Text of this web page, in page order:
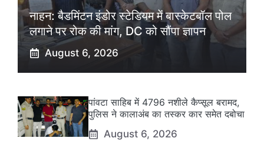
नाहन: बैडमिंटन इंडोर स्टेडियम में बास्केटबॉल पोल
लगाने पर रोक की मांग, DC को सौंपा ज्ञापन
August 6, 2026
पांवटा साहिब में 4796 नशीले कैप्सूल बरामद,
पुलिस ने कालाअंब का तस्कर कार समेत दबोचा
August 6, 2026